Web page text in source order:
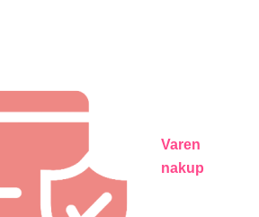
Varen
nakup